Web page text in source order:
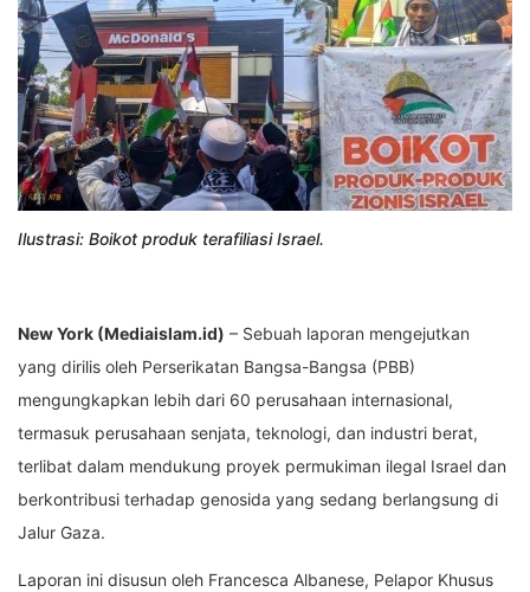
Ilustrasi: Boikot produk terafiliasi Israel.
New York (Mediaislam.id) – Sebuah laporan mengejutkan
yang dirilis oleh Perserikatan Bangsa-Bangsa (PBB)
mengungkapkan lebih dari 60 perusahaan internasional,
termasuk perusahaan senjata, teknologi, dan industri berat,
terlibat dalam mendukung proyek permukiman ilegal Israel dan
berkontribusi terhadap genosida yang sedang berlangsung di
Jalur Gaza.
Laporan ini disusun oleh Francesca Albanese, Pelapor Khusus